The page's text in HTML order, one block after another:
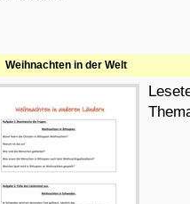
Weihnachten in der Welt